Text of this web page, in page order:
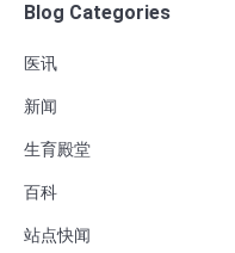
Blog Categories
医讯
新闻
生育殿堂
百科
站点快闻